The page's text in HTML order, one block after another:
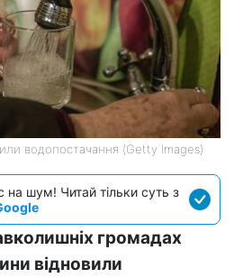
водопостачання (Getty Images)
на шум! Читай тільки суть з
громадах
відновили